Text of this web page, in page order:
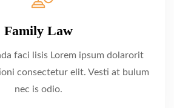
Family Law
faci lisis Lorem ipsum dolarorit
consectetur elit. Vesti at bulum
nec is odio.